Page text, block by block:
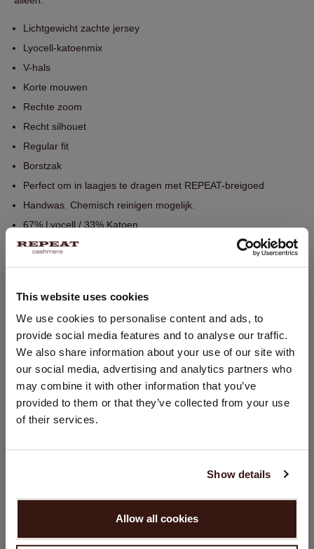
This website uses cookies
We use cookies to personalise content and ads, to
provide social media features and to analyse our traffic.
We also share information about your use of our site with
our social media, advertising and analytics partners who
may combine it with other information that you’ve
provided to them or that they’ve collected from your use
of their services.
Show details
Allow all cookies
Lichtgewicht zachte jersey
Lyocell-katoenmix
V-hals
Korte mouwen
Rechte zoom
Recht silhouet
Regular fit
Borstzak
Perfect om in laagjes te dragen met REPEAT-breigoed
Handwas. Chemisch reinigen mogelijk.
67% Lyocell / 33% Katoen
WASVOORSCHRIFT
VERZENDEN & RETOURNEREN
LAND WIJZIGEN
U bezoekt Repeat cashmere vanuit Nederland (€). Wilt u uw
land wijzigen?
Verenigde Staten ($)
GA VERDER